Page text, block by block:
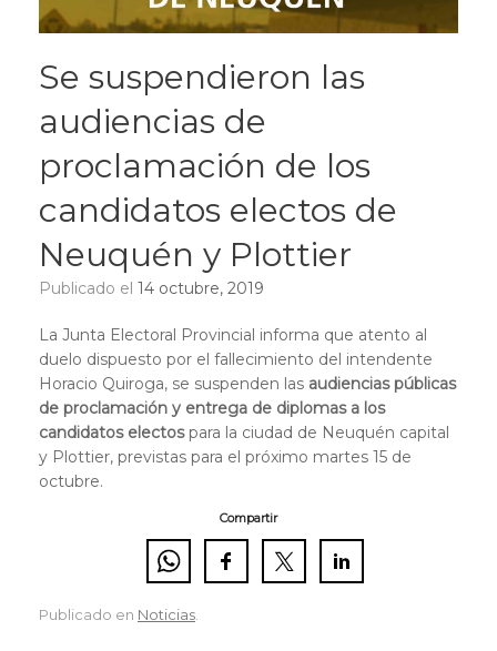
Se suspendieron las
audiencias de
proclamación de los
candidatos electos de
Neuquén y Plottier
Publicado el 14 octubre, 2019
La Junta Electoral Provincial informa que atento al
duelo dispuesto por el fallecimiento del intendente
Horacio Quiroga, se suspenden las audiencias públicas
de proclamación y entrega de diplomas a los
candidatos electos para la ciudad de Neuquén capital
y Plottier, previstas para el próximo martes 15 de
octubre.
Compartir
Publicado en Noticias